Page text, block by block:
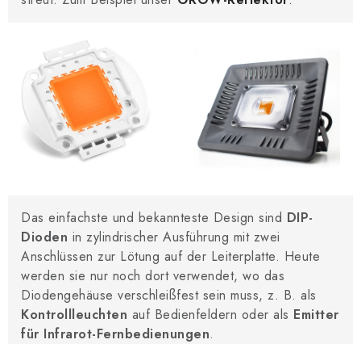
Das einfachste und bekannteste Design sind DIP-
Dioden in zylindrischer Ausführung mit zwei
Anschlüssen zur Lötung auf der Leiterplatte. Heute
werden sie nur noch dort verwendet, wo das
Diodengehäuse verschleißfest sein muss, z. B. als
Kontrollleuchten auf Bedienfeldern oder als Emitter
für Infrarot-Fernbedienungen.